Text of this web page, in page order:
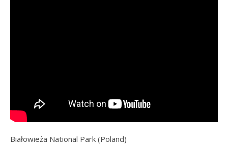
Białowieża National Park (Poland)